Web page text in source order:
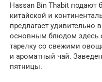
Hassan Bin Thabit подают
китайской и
предлагает удивительно
основным блюдом здесь
тарелку со свежими
и ароматный чай.
пятницы.